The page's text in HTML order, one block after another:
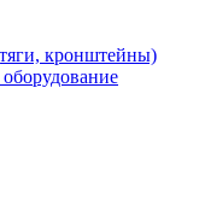
кронштейны)